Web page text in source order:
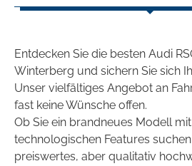
Entdecken Sie die besten Audi
Winterberg und sichern Sie sich
Unser vielfältiges Angebot an
fast keine Wünsche offen.
Ob Sie ein brandneues Modell
technologischen Features
preiswertes, aber qualitativ